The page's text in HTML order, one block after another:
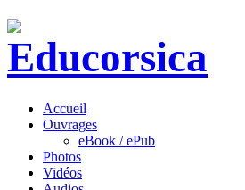
Accueil
Ouvrages
eBook / ePub
Photos
Vidéos